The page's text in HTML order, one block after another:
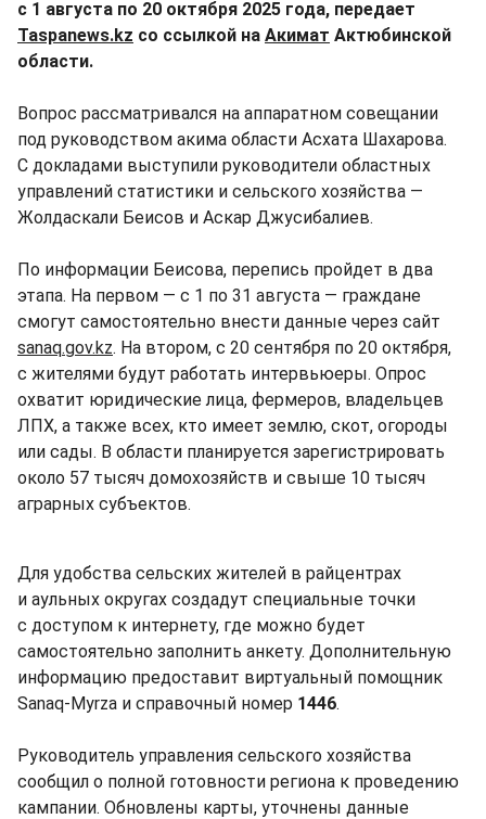
с 1 августа по 20 октября 2025 года, передает
Taspanews.kz со ссылкой на Акимат Актюбинской
области.
Вопрос рассматривался на аппаратном совещании
под руководством акима области Асхата Шахарова.
С докладами выступили руководители областных
управлений статистики и сельского хозяйства —
Жолдаскали Беисов и Аскар Джусибалиев.
По информации Беисова, перепись пройдет в два
этапа. На первом — с 1 по 31 августа — граждане
смогут самостоятельно внести данные через сайт
sanaq.gov.kz. На втором, с 20 сентября по 20 октября,
с жителями будут работать интервьюеры. Опрос
охватит юридические лица, фермеров, владельцев
ЛПХ, а также всех, кто имеет землю, скот, огороды
или сады. В области планируется зарегистрировать
около 57 тысяч домохозяйств и свыше 10 тысяч
аграрных субъектов.
Для удобства сельских жителей в райцентрах
и аульных округах создадут специальные точки
с доступом к интернету, где можно будет
самостоятельно заполнить анкету. Дополнительную
информацию предоставит виртуальный помощник
Sanaq-Myrza и справочный номер 1446.
Руководитель управления сельского хозяйства
сообщил о полной готовности региона к проведению
кампании. Обновлены карты, уточнены данные